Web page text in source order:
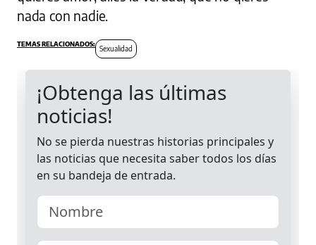
nada con nadie.
Sexualidad